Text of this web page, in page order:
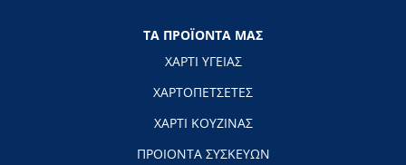
ΤΑ ΠΡΟΪΟΝΤΑ ΜΑΣ
ΧΑΡΤΙ ΥΓΕΙΑΣ
ΧΑΡΤΟΠΕΤΣΕΤΕΣ
ΧΑΡΤΙ ΚΟΥΖΙΝΑΣ
ΠΡΟΙΟΝΤΑ ΣΥΣΚΕΥΩΝ